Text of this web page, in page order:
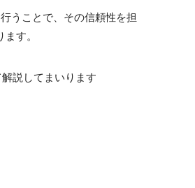
うことで、その信頼性を担
す。
説してまいります